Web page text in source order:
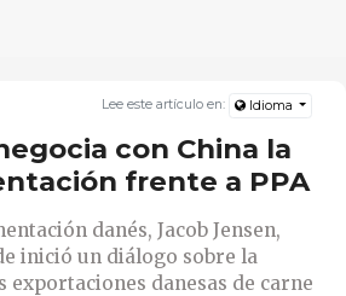
Lee este artículo en: Idioma
con China la
frente a PPA
danés, Jacob Jensen,
inició un diálogo sobre la
exportaciones danesas de carne